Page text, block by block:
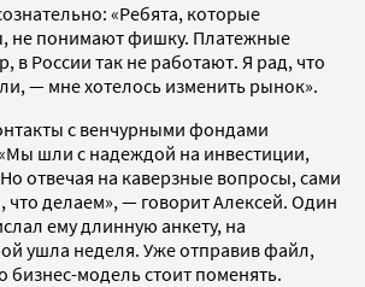
«Ребята, которые
не понимают фишку. Платежные
в России так не работают. Я рад, что
— мне хотелось изменить рынок».
с венчурными фондами
шли с надеждой на инвестиции,
отвечая на каверзные вопросы, сами
делаем», — говорит Алексей. Один
ему длинную анкету, на
ушла неделя. Уже отправив файл,
бизнес-модель стоит поменять.